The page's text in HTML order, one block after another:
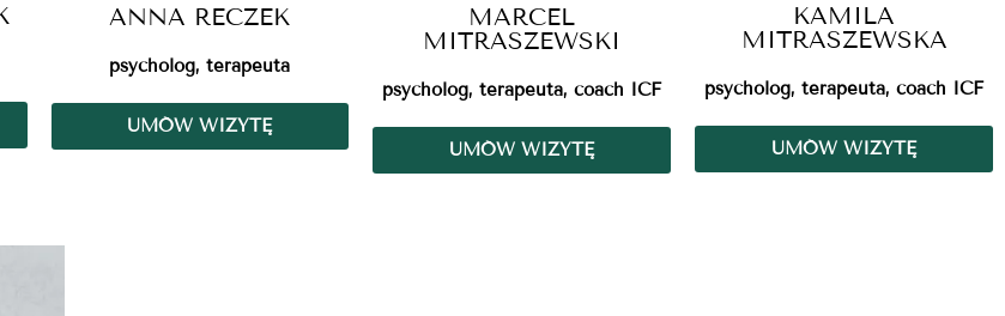
ANNA RECZEK
psycholog, terapeuta
UMÓW WIZYTĘ
MARCEL
MITRASZEWSKI
psycholog, terapeuta, coach ICF
UMÓW WIZYTĘ
KAMILA
MITRASZEWSKA
psycholog, terapeuta, coach ICF
UMÓW WIZYTĘ